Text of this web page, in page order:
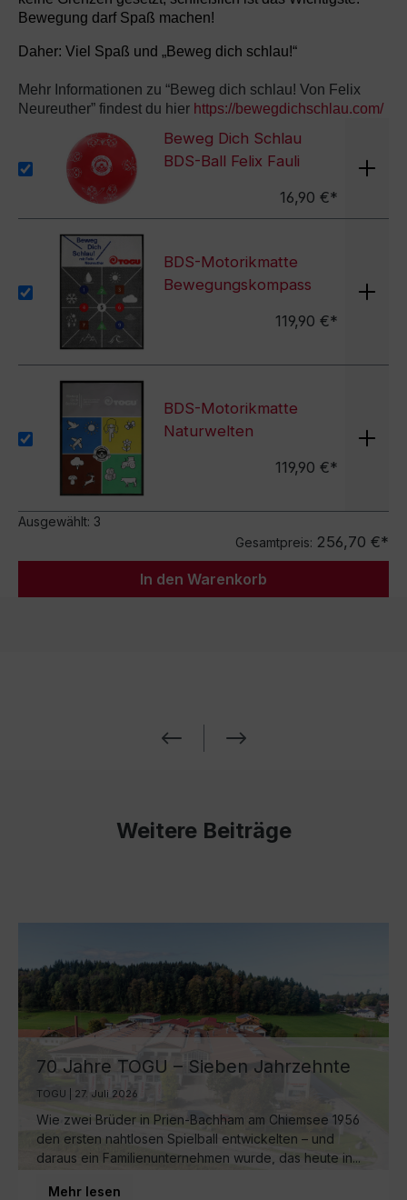
Bewegung darf Spaß machen!
Daher: Viel Spaß und „Beweg dich schlau!“
Mehr Informationen zu “Beweg dich schlau! Von Felix
Neureuther” findest du hier https://bewegdichschlau.com/
Beweg Dich Schlau
BDS-Ball Felix Fauli
16,90 €*
BDS-Motorikmatte
Bewegungskompass
119,90 €*
BDS-Motorikmatte
Naturwelten
119,90 €*
Ausgewählt: 3
Gesamtpreis: 256,70 €*
In den Warenkorb
Weitere Beiträge
70 Jahre TOGU – Sieben Jahrzehnte
Ball-Manufaktur am Chiemsee
TOGU | 27. Juli 2026
Wie zwei Brüder in Prien-Bachham am Chiemsee 1956
den ersten nahtlosen Spielball entwickelten – und
daraus ein Familienunternehmen wurde, das heute in...
Mehr lesen